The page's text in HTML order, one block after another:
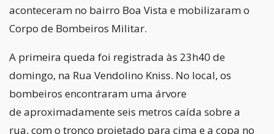
aconteceram no bairro Boa Vista e mobilizaram o
Corpo de Bombeiros Militar.
A primeira queda foi registrada às 23h40 de
domingo, na Rua Vendolino Kniss. No local, os
bombeiros encontraram uma árvore
de aproximadamente seis metros caída sobre a
rua, com o tronco projetado para cima e a copa no